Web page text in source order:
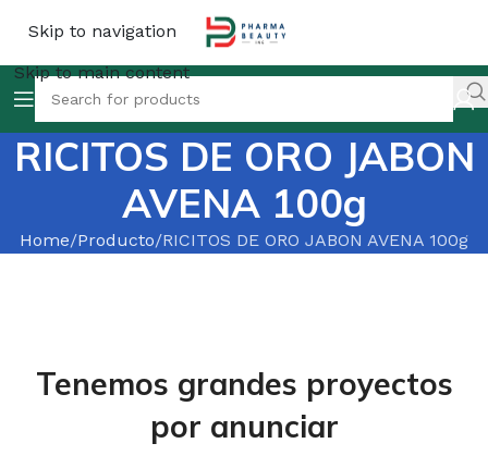
Skip to navigation
Skip to main content
RICITOS DE ORO JABON
AVENA 100g
Home Producto RICITOS DE ORO JABON AVENA 100g
Tenemos grandes proyectos
por anunciar